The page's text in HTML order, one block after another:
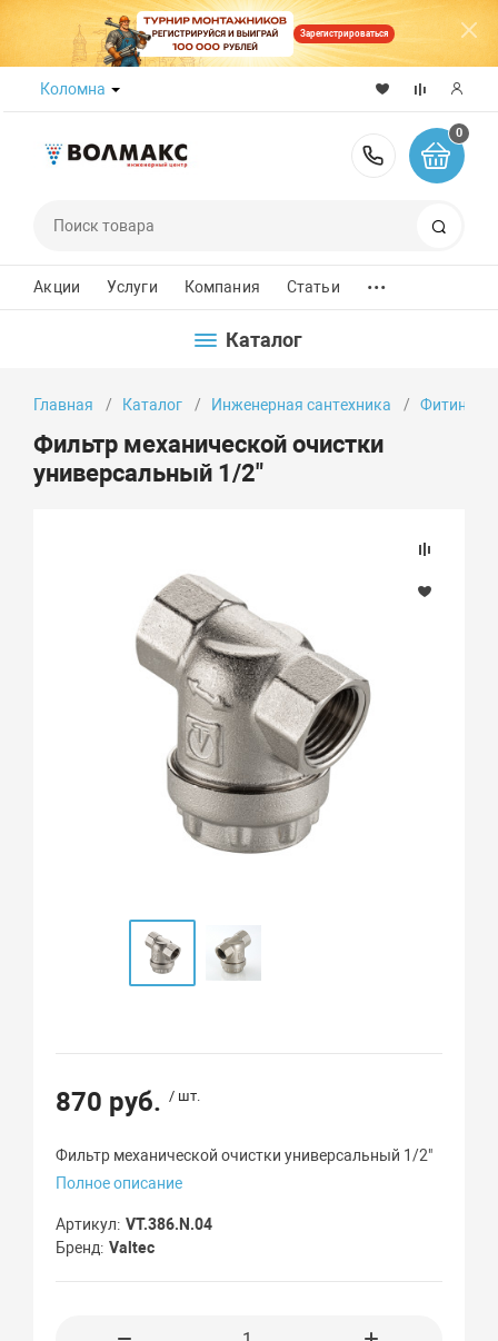
Зарегистрироваться
Коломна
8 (800)
0
Акции Услуги Компания Статьи ...
Каталог
Главная Каталог Инженерная сантехника Фитинги
Фильтр механической очистки
универсальный 1/2"
870 руб. / шт.
Фильтр механической очистки универсальный 1/2"
Полное описание
Артикул VT.386.N.04
Бренд Valtec